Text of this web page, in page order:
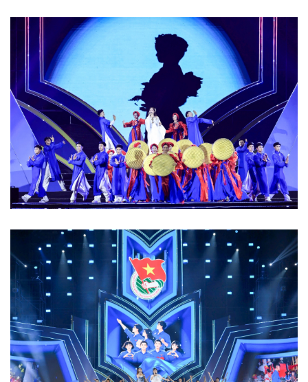
Bất động sản
Khởi nghiệp
Giá vàng
Tiêu dùng
Tỷ giá
Chứng khoán
Giá cà phê